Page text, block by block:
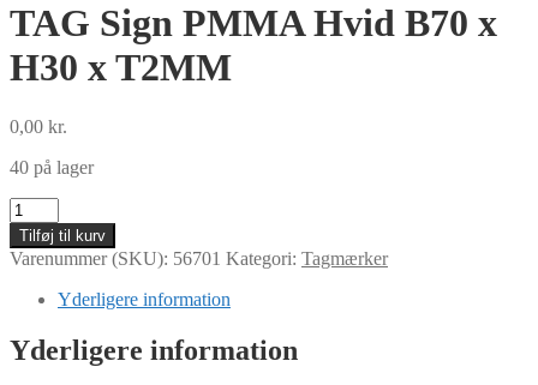
TAG Sign PMMA Hvid B70 x
H30 x T2MM
0,00 kr.
40 på lager
TAG
Sign
PMMA
Hvid
B70
H30
x
Tilføj til kurv
Varenummer (SKU): 56701 Kategori: Tagmærker
Yderligere information
Yderligere information